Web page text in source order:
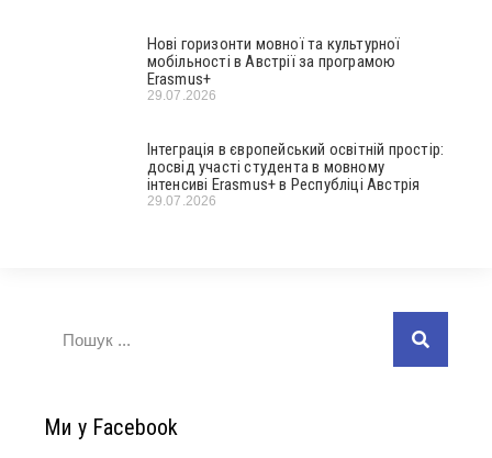
Нові горизонти мовної та культурної
мобільності в Австрії за програмою
Erasmus+
29.07.2026
Інтеграція в європейський освітній простір:
досвід участі студента в мовному
інтенсиві Erasmus+ в Республіці Австрія
29.07.2026
Ми у Facebook